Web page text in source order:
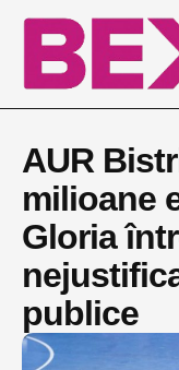
AUR
milioane
Gloria
publice